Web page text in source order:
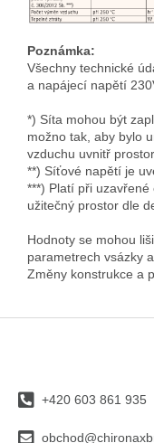
Poznámka:
Všechny technické
a napájecí napětí
*) Síta mohou být
možno tak, aby bylo
vzduchu uvnitř
**) Síťové napětí je
***) Platí při
užitečný prostor dle
Hodnoty se mohou
parametrech vsázky
Změny konstrukce a
+420 603 861 935